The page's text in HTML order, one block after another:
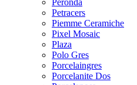
Petracers
Piemme Ceramiche
Pixel Mosaic
Plaza
Polo Gres
Porcelaingres
Porcelanite Dos